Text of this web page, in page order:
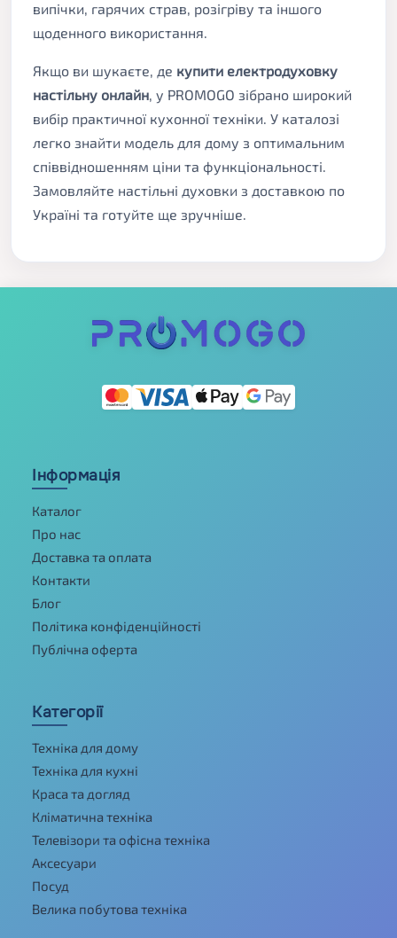
випічки, гарячих страв, розігріву та іншого
щоденного використання.
Якщо ви шукаєте, де купити електродуховку
настільну онлайн, у PROMOGO зібрано широкий
вибір практичної кухонної техніки. У каталозі
легко знайти модель для дому з оптимальним
співвідношенням ціни та функціональності.
Замовляйте настільні духовки з доставкою по
Україні та готуйте ще зручніше.
Інформація
Каталог
Про нас
Доставка та оплата
Контакти
Блог
Політика конфіденційності
Публічна оферта
Категорії
Техніка для дому
Техніка для кухні
Краса та догляд
Кліматична техніка
Телевізори та офісна техніка
Аксесуари
Посуд
Велика побутова техніка